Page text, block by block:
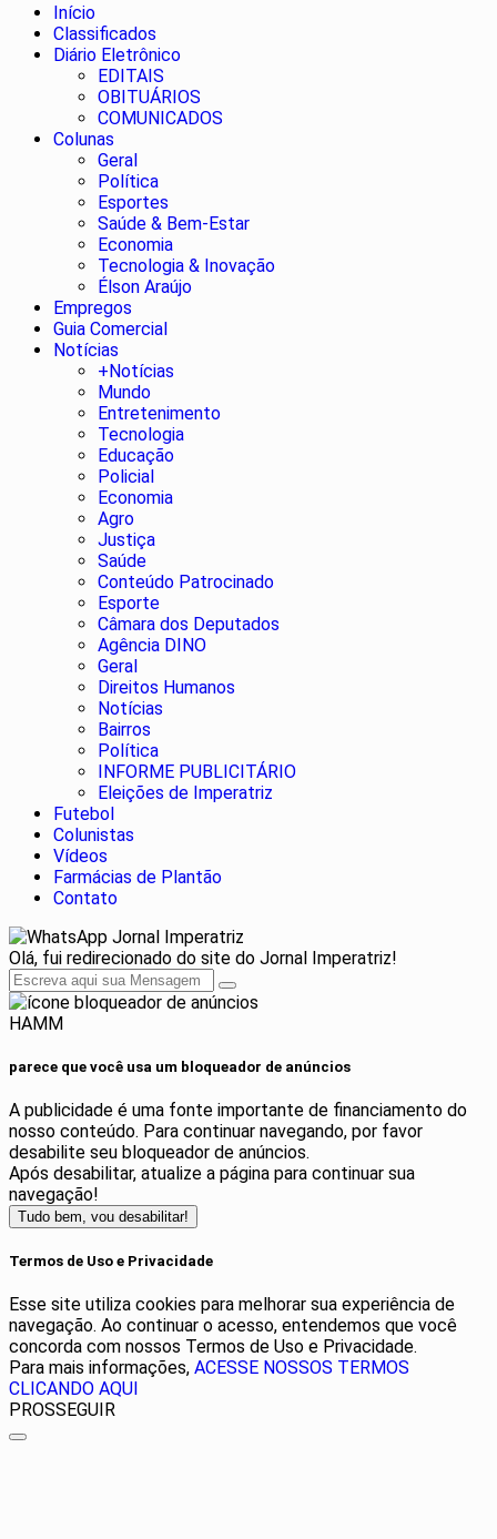
Início
Classificados
Diário Eletrônico
EDITAIS
OBITUÁRIOS
COMUNICADOS
Colunas
Geral
Política
Esportes
Saúde & Bem-Estar
Economia
Tecnologia & Inovação
Élson Araújo
Empregos
Guia Comercial
Notícias
+Notícias
Mundo
Entretenimento
Tecnologia
Educação
Policial
Economia
Agro
Justiça
Saúde
Conteúdo Patrocinado
Esporte
Câmara dos Deputados
Agência DINO
Geral
Direitos Humanos
Notícias
Bairros
Política
INFORME PUBLICITÁRIO
Eleições de Imperatriz
Futebol
Colunistas
Vídeos
Farmácias de Plantão
Contato
Jornal Imperatriz
Olá, fui redirecionado do site do Jornal Imperatriz!
HAMM
parece que você usa um bloqueador de anúncios
A publicidade é uma fonte importante de financiamento do
nosso conteúdo. Para continuar navegando, por favor
desabilite seu bloqueador de anúncios.
Após desabilitar, atualize a página para continuar sua
navegação!
Tudo bem, vou desabilitar!
Termos de Uso e Privacidade
Esse site utiliza cookies para melhorar sua experiência de
navegação. Ao continuar o acesso, entendemos que você
concorda com nossos Termos de Uso e Privacidade.
Para mais informações, ACESSE NOSSOS TERMOS
CLICANDO AQUI
PROSSEGUIR